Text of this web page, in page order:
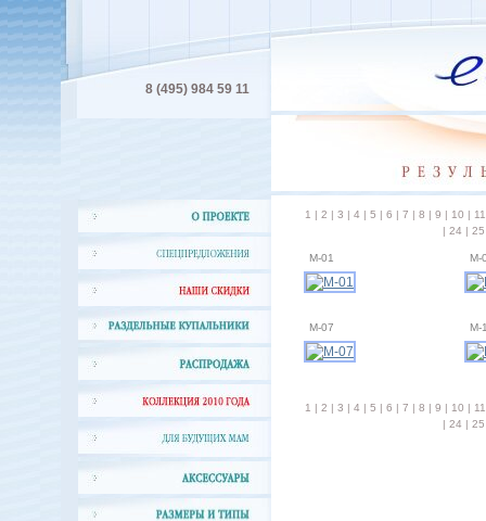
8 (495) 984 59 11
1 | 2 | 3 | 4 | 5 | 6 | 7 | 8 | 9 | 10 | 11
| 24 | 25
M-01 M-
M-07 M-
1 | 2 | 3 | 4 | 5 | 6 | 7 | 8 | 9 | 10 | 11
| 24 | 25